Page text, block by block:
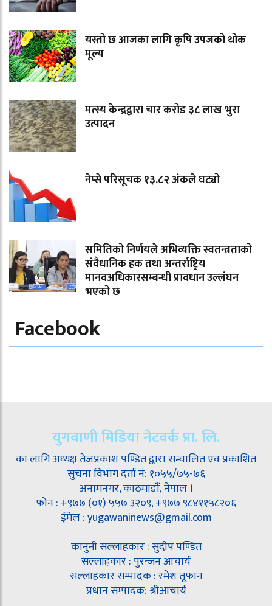
यस्तो छ आजका लागि कृषि उपजको थोक
मूल्य
मत्स्य केन्द्रद्वारा चार करोड ३८ लाख भुरा
उत्पादन
नेप्से परिसूचक १३.८२ अंकले घट्यो
समितिको निर्णयले अभिव्यक्ति स्वतन्त्रताको
संवैधानिक हक तथा अन्तर्राष्ट्रिय
मानवअधिकारसम्बन्धी प्रावधान उल्लंघन
भएको छ
Facebook
युगवाणी मिडिया नेटवर्क प्रा. लि.
का लागि अध्यक्ष तेजप्रकाश पण्डित द्वारा सन्चालित एव प्रकाशित
सुचना विभाग दर्ता नं: १०५५/७५-७६
अनामनगर, काठमाडौं, नेपाल ।
फोन : +९७७ (०१) ५५७ ३२०९, +९७७ ९८४११५८२०६
ईमेल : yugawaninews@gmail.com
कानुनी सल्लाहकार : सुदीप पण्डित
सल्लाहकार : पुरन्जन आचार्य
सल्लाहकार सम्पादक : रमेश तूफान
प्रधान सम्पादक: श्रीआचार्य